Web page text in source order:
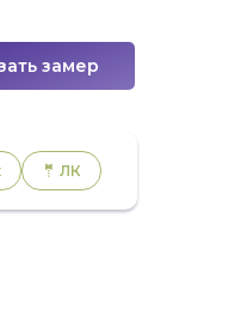
замер
🤵 ЛК